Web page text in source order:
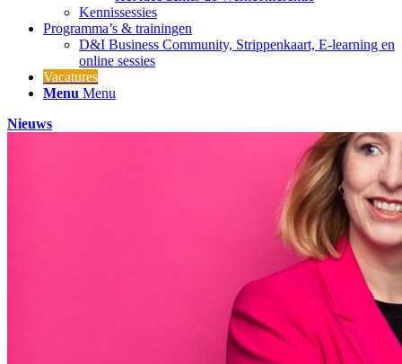
Kennissessies
Programma’s & trainingen
D&I Business Community, Strippenkaart, E-learning en
online sessies
Vacatures
Menu Menu
Nieuws